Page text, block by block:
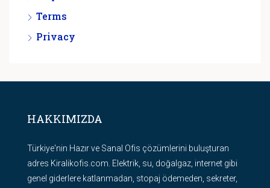
Terms
Privacy
HAKKIMIZDA
Türkiye'nin Hazır ve Sanal Ofis çözümlerini buluşturan
adres Kiralikofis.com. Elektrik, su, doğalgaz, internet gibi
genel giderlere katlanmadan, stopaj ödemeden, sekreter,